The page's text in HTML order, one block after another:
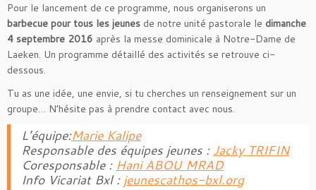
Pour le lancement de ce programme, nous organiserons un
barbecue pour tous les jeunes de notre unité pastorale le dimanche
4 septembre 2016 après la messe dominicale à Notre-Dame de
Laeken. Un programme détaillé des activités se retrouve ci-
dessous.
Tu as une idée, une envie, si tu cherches un renseignement sur un
groupe… N’hésite pas à prendre contact avec nous.
L’équipe:Marie Kalipe
Responsable des équipes jeunes : Jacky TRIFIN
Coresponsable : Hani ABOU MRAD
Info Vicariat Bxl : jeunescathos-bxl.org